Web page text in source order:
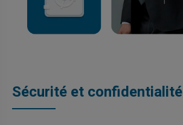
Sécurité et confidentialité